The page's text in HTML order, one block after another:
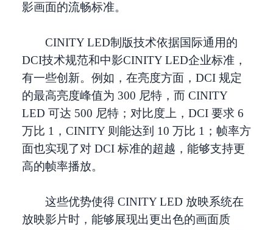
影画面的流畅标准。
CINITY LED制版技术依据国际通用的
DCI技术规范和中影CINITY LED企业标准，
有一些创新。例如，在亮度方面，DCI 规定
的最高亮度峰值为 300 尼特，而 CINITY
LED 可达 500 尼特；对比度上，DCI 要求 6
万比 1，CINITY 则能达到 10 万比 1；帧率方
面也实现了对 DCI 标准的超越，能够支持更
高的帧率播放。
这些优势使得 CINITY LED 放映系统在
放映影片时，能够展现出更出色的画面质